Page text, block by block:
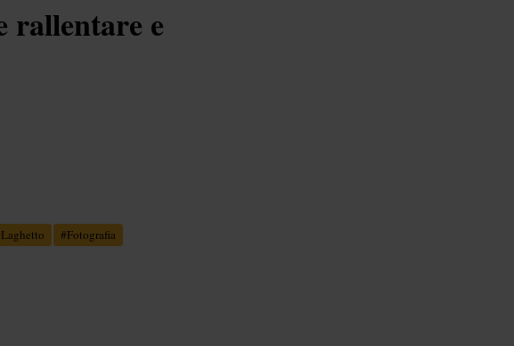
rallentare e
Laghetto #Fotografia